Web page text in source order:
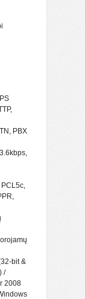
PBX
bit &
/
2008